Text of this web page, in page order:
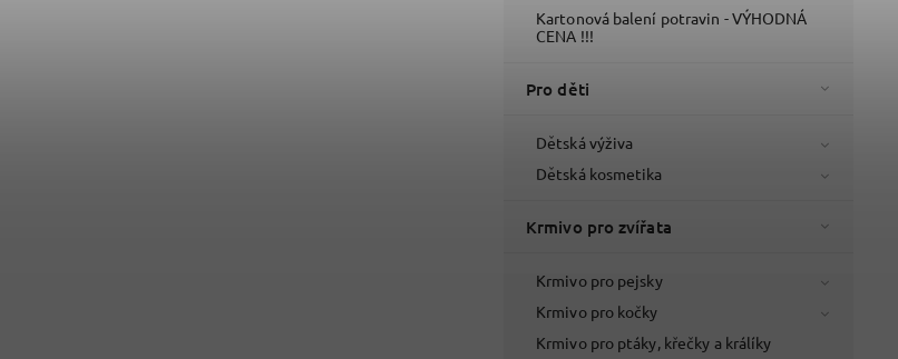
Kartonová balení potravin - VÝHODNÁ
CENA !!!
Pro děti
Dětská výživa
Dětská kosmetika
Krmivo pro zvířata
Krmivo pro pejsky
Krmivo pro kočky
Krmivo pro ptáky, křečky a králíky